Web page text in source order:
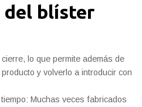
del blíster
lo que permite además de
y volverlo a introducir con
Muchas veces fabricados